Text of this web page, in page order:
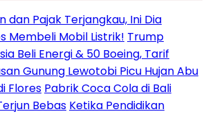
dan Pajak Terjangkau, Ini Dia
Membeli Mobil Listrik! Trump
Beli Energi & 50 Boeing, Tarif
Gunung Lewotobi Picu Hujan Abu
Flores Pabrik Coca Cola di Bali
Bebas Ketika Pendidikan